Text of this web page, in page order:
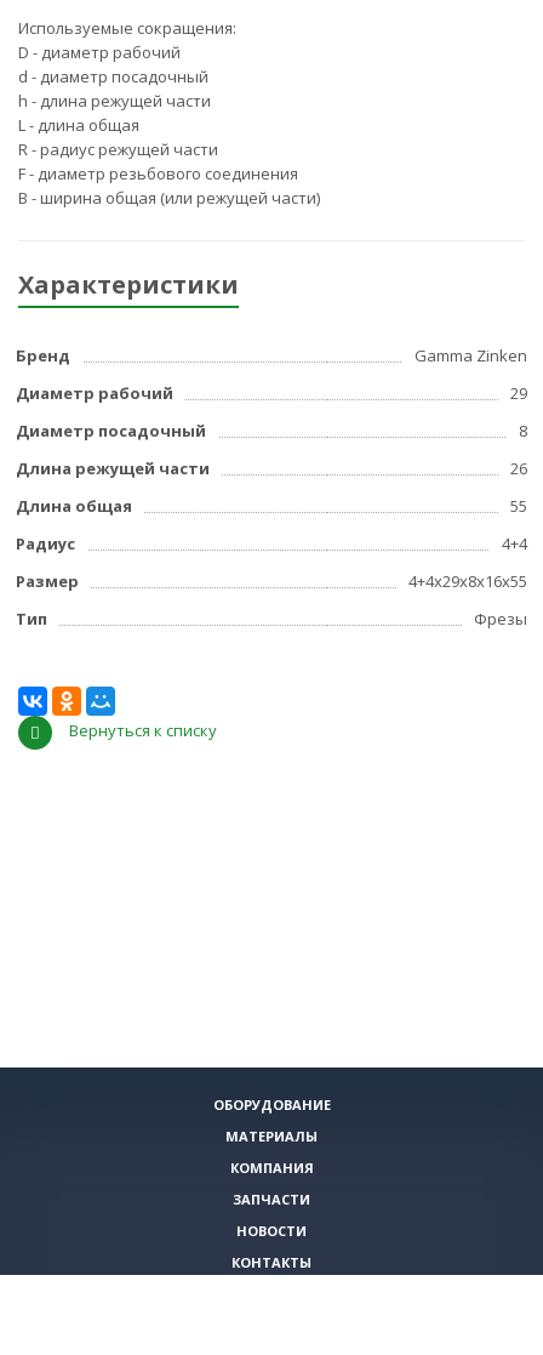
Используемые сокращения:
D - диаметр рабочий
d - диаметр посадочный
h - длина режущей части
L - длина общая
R - радиус режущей части
F - диаметр резьбового соединения
B - ширина общая (или режущей части)
Характеристики
Бренд
Gamma Zinken
Диаметр рабочий
29
Диаметр посадочный
8
Длина режущей части
26
Длина общая
55
Радиус
4+4
Размер
4+4x29x8x16x55
Тип
Фрезы
Вернуться к списку
ОБОРУДОВАНИЕ
МАТЕРИАЛЫ
КОМПАНИЯ
ЗАПЧАСТИ
НОВОСТИ
КОНТАКТЫ